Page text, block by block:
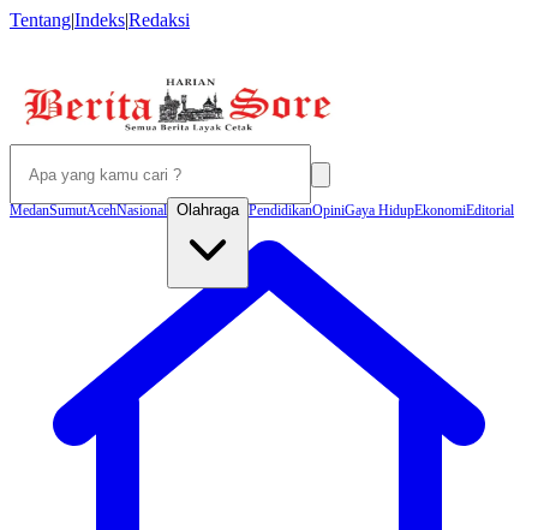
Tentang|Indeks|Redaksi
MedanSumutAcehNasional Olahraga PendidikanOpiniGaya HidupEkonomiEditorial